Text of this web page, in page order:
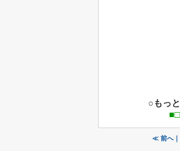
○もっ
≪ 前へ